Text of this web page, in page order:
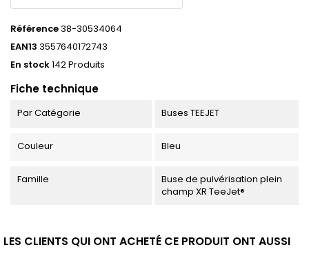
Référence38-30534064
EAN13 3557640172743
En stock142 Produits
Fiche technique
Par Catégorie Buses TEEJET
Couleur Bleu
Famille
Buse de pulvérisation plein
champ XR TeeJet®
LES CLIENTS QUI ONT ACHETÉ CE PRODUIT ONT AUSSI